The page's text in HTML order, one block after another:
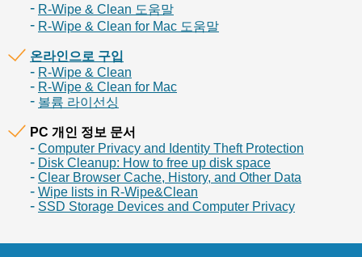
R-Wipe & Clean 도움말
R-Wipe & Clean for Mac 도움말
온라인으로 구입
R-Wipe & Clean
R-Wipe & Clean for Mac
볼륨 라이선싱
PC 개인 정보 문서
Computer Privacy and Identity Theft Protection
Disk Cleanup: How to free up disk space
Clear Browser Cache, History, and Other Data
Wipe lists in R-Wipe&Clean
SSD Storage Devices and Computer Privacy